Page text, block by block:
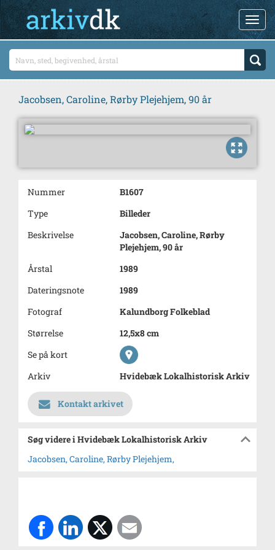
Jacobsen, Caroline, Rørby Plejehjem, 90 år
Nummer
B1607
Type
Billeder
Beskrivelse
Jacobsen, Caroline, Rørby
Plejehjem, 90 år
Årstal
1989
Dateringsnote
1989
Fotograf
Kalundborg Folkeblad
Størrelse
12,5x8 cm
Se på kort
Arkiv
Hvidebæk Lokalhistorisk Arkiv
Kontakt arkivet
Søg videre i Hvidebæk Lokalhistorisk Arkiv
Jacobsen, Caroline, Rørby Plejehjem,